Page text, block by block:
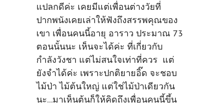
แปลกดีค่ะ เคยมีแต่เพื่อนต่างวัยที่
ปากพนังเคยเล่าให้ฟังถึงสรรพคุณของ
เขา เพื่อนคนนี้อายุ อาราว ประมาณ 73
ตอนนั้นนะ เห็นจะได้ค่ะ ที่เกี่ยวกับ
กำลังวังชา แต่ไม่สนใจเท่าที่ควร แต่
ยังจำได้ค่ะ เพราะปกติยายอิ๊ด จะชอบ
ไม้ป่า ไม้ต้นใหญ่ แต่ใช่ไม้ป่าเดียวกัน
นะ...มาเห็นต้นก็ให้คิดถึงเพื่อนคนนี้ขึ้น